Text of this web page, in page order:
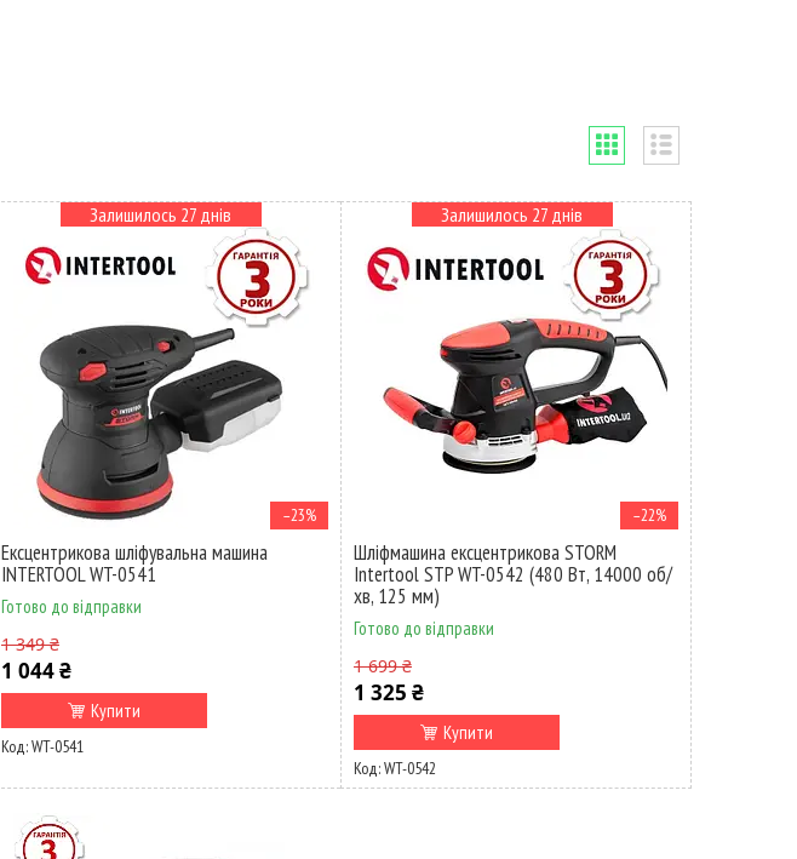
–23%
Залишилось 27 днів
Ексцентрикова шліфувальна машина
INTERTOOL WT-0541
Готово до відправки
1 349 ₴
1 044 ₴
Купити
WT-0541
–22%
Залишилось 27 днів
Шліфмашина ексцентрикова STORM
Intertool STP WT-0542 (480 Вт, 14000 об/
хв, 125 мм)
Готово до відправки
1 699 ₴
1 325 ₴
Купити
WT-0542